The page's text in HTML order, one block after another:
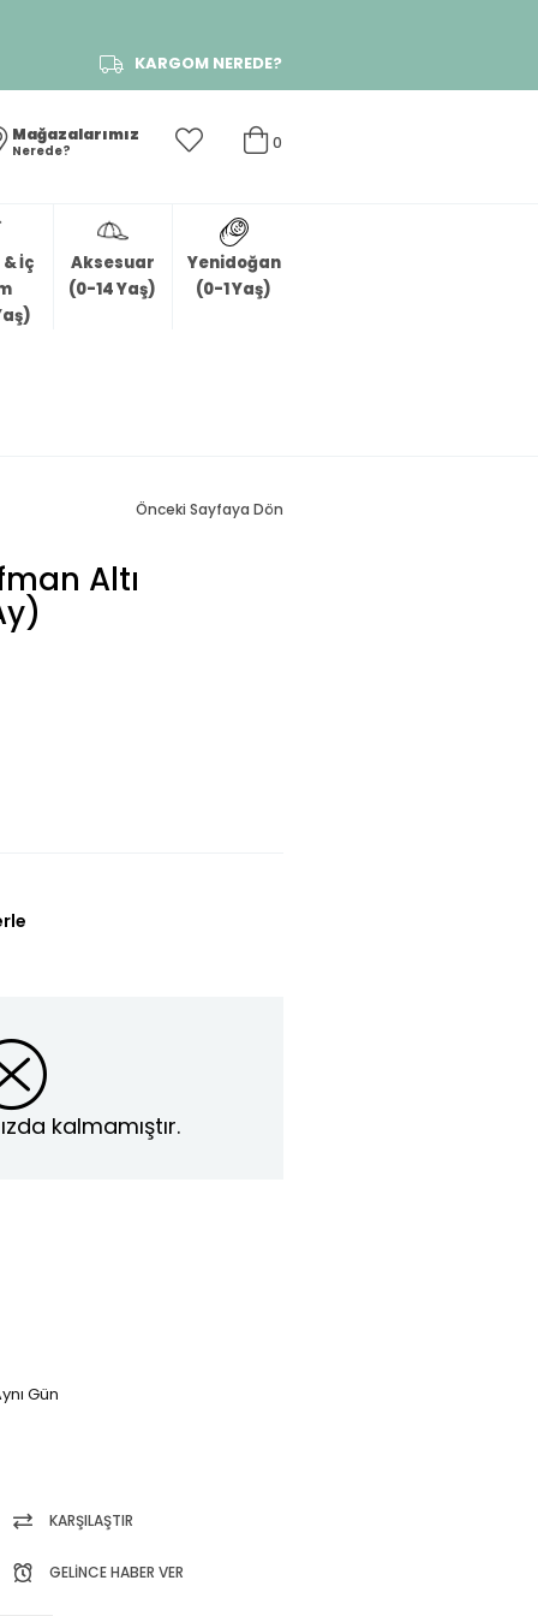
KARGOM NEREDE?
0
Mağazalarımız
Nerede?
İç
Aksesuar
(0-14 Yaş)
Yenidoğan
(0-1 Yaş)
Önceki Sayfaya Dön
Altı
kalmamıştır.
Gün
KARŞILAŞTIR
GELINCE HABER VER